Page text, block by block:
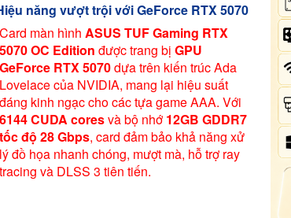
năng vượt trội với GeForce RTX 5070
Card màn hình ASUS TUF Gaming RTX
5070 OC Edition được trang bị GPU
GeForce RTX 5070dựa trên kiến trúc Ada
Lovelace của NVIDIA, mang lại hiệu suất
đáng kinh ngạc cho các tựa game AAA. Với
6144 CUDA coresvà bộ nhớ 12GB GDDR7
tốc độ 28 Gbps, card đảm bảo khả năng xử
lý đồ họa nhanh chóng, mượt mà, hỗ trợ ray
tracing và DLSS 3 tiên tiến.